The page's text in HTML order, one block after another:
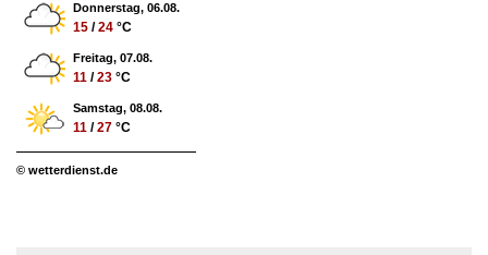
Donnerstag, 06.08.
15 /24 °C
Freitag, 07.08.
11 /23 °C
Samstag, 08.08.
11 /27 °C
© wetterdienst.de